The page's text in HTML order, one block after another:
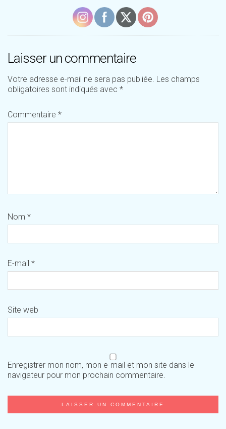
Laisser un commentaire
Votre adresse e-mail ne sera pas publiée. Les champs
obligatoires sont indiqués avec *
Commentaire *
Nom *
E-mail *
Site web
Enregistrer mon nom, mon e-mail et mon site dans le
navigateur pour mon prochain commentaire.